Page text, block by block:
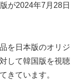
が2024年7月28日
を日本版のオリジ
して韓国版を視聴
きています。